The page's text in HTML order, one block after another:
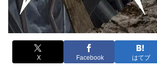
X Facebook はてブ